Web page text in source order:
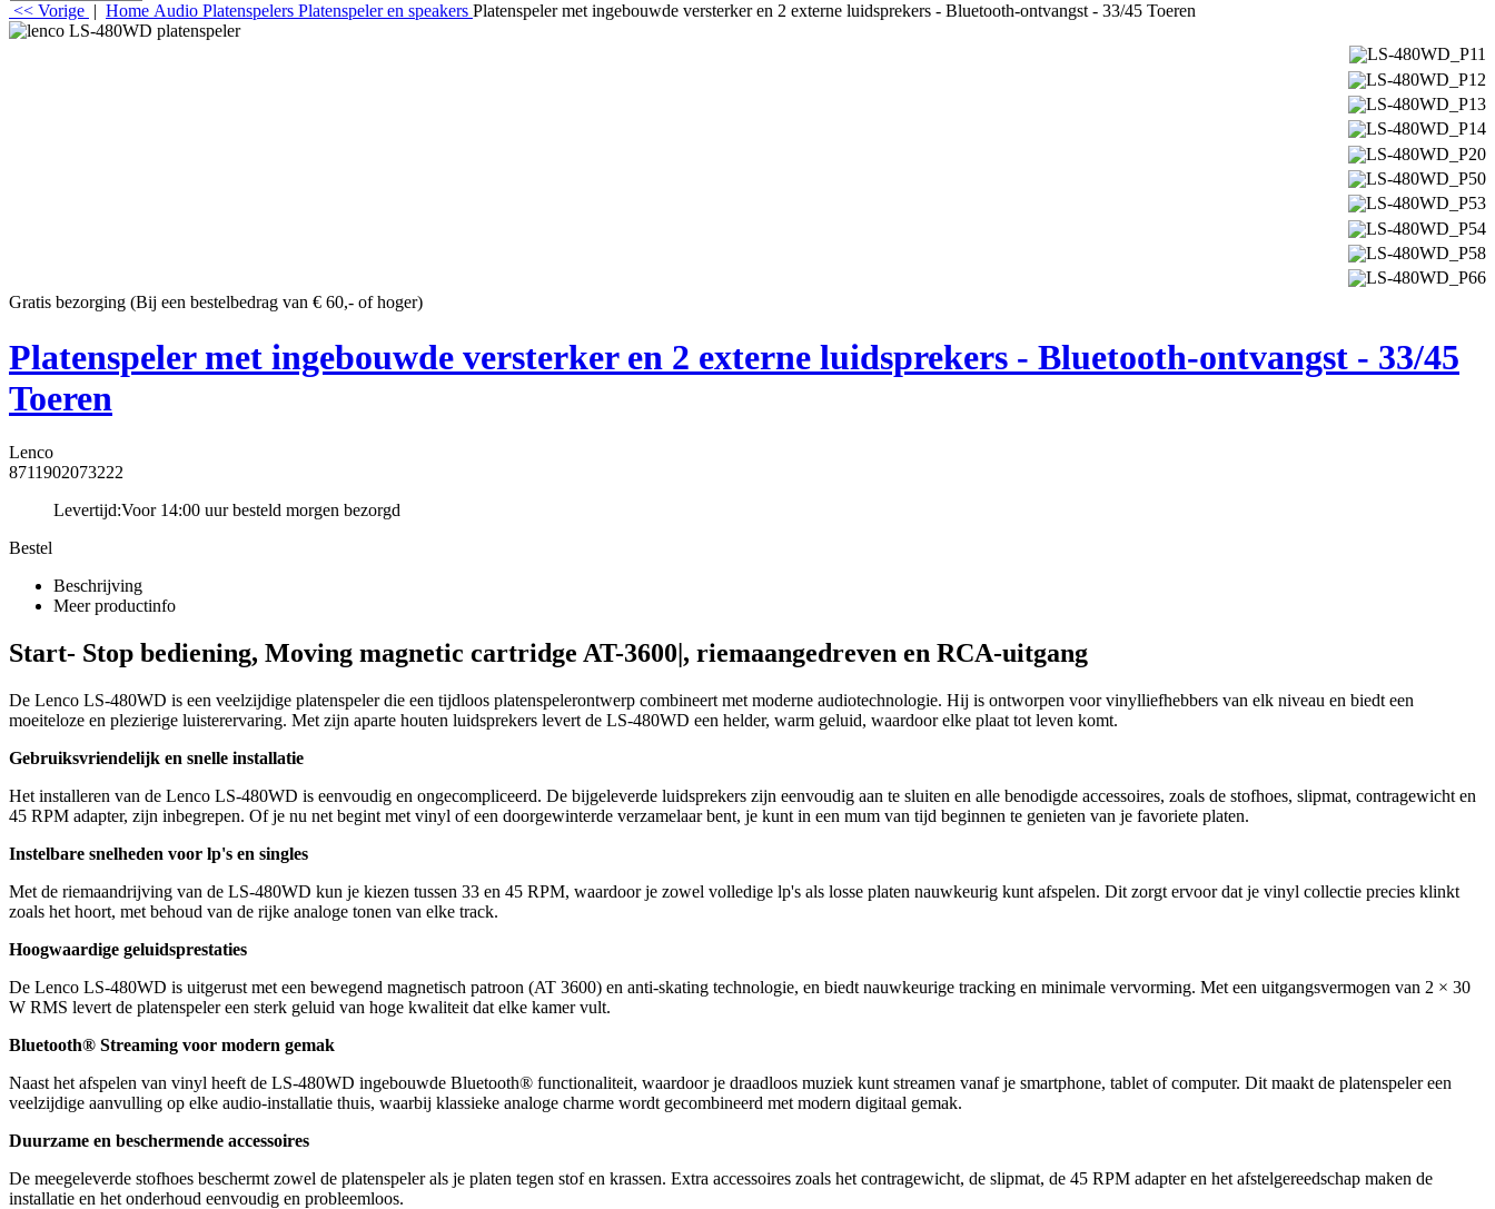
<< Vorige | Home Audio Platenspelers Platenspeler en speakers Platenspeler met ingebouwde versterker en 2 externe luidsprekers - Bluetooth-ontvangst - 33/45 Toeren
Gratis bezorging (Bij een bestelbedrag van € 60,- of hoger)
Platenspeler met ingebouwde versterker en 2 externe luidsprekers - Bluetooth-ontvangst - 33/45
Toeren
Lenco
8711902073222
Levertijd:Voor 14:00 uur besteld morgen bezorgd
Bestel
Beschrijving
Meer productinfo
Start- Stop bediening, Moving magnetic cartridge AT-3600|, riemaangedreven en RCA-uitgang
De Lenco LS-480WD is een veelzijdige platenspeler die een tijdloos platenspelerontwerp combineert met moderne audiotechnologie. Hij is ontworpen voor vinylliefhebbers van elk niveau en biedt een
moeiteloze en plezierige luisterervaring. Met zijn aparte houten luidsprekers levert de LS-480WD een helder, warm geluid, waardoor elke plaat tot leven komt.
Gebruiksvriendelijk en snelle installatie
Het installeren van de Lenco LS-480WD is eenvoudig en ongecompliceerd. De bijgeleverde luidsprekers zijn eenvoudig aan te sluiten en alle benodigde accessoires, zoals de stofhoes, slipmat, contragewicht en
45 RPM adapter, zijn inbegrepen. Of je nu net begint met vinyl of een doorgewinterde verzamelaar bent, je kunt in een mum van tijd beginnen te genieten van je favoriete platen.
Instelbare snelheden voor lp's en singles
Met de riemaandrijving van de LS-480WD kun je kiezen tussen 33 en 45 RPM, waardoor je zowel volledige lp's als losse platen nauwkeurig kunt afspelen. Dit zorgt ervoor dat je vinyl collectie precies klinkt
zoals het hoort, met behoud van de rijke analoge tonen van elke track.
Hoogwaardige geluidsprestaties
De Lenco LS-480WD is uitgerust met een bewegend magnetisch patroon (AT 3600) en anti-skating technologie, en biedt nauwkeurige tracking en minimale vervorming. Met een uitgangsvermogen van 2 × 30
W RMS levert de platenspeler een sterk geluid van hoge kwaliteit dat elke kamer vult.
Bluetooth® Streaming voor modern gemak
Naast het afspelen van vinyl heeft de LS-480WD ingebouwde Bluetooth® functionaliteit, waardoor je draadloos muziek kunt streamen vanaf je smartphone, tablet of computer. Dit maakt de platenspeler een
veelzijdige aanvulling op elke audio-installatie thuis, waarbij klassieke analoge charme wordt gecombineerd met modern digitaal gemak.
Duurzame en beschermende accessoires
De meegeleverde stofhoes beschermt zowel de platenspeler als je platen tegen stof en krassen. Extra accessoires zoals het contragewicht, de slipmat, de 45 RPM adapter en het afstelgereedschap maken de
installatie en het onderhoud eenvoudig en probleemloos.